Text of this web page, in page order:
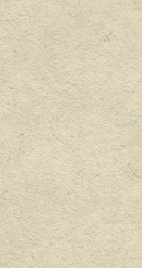
Desenvolvimento e
Brincadeiras
Mil dias que valem por
uma vida!
Saber mais